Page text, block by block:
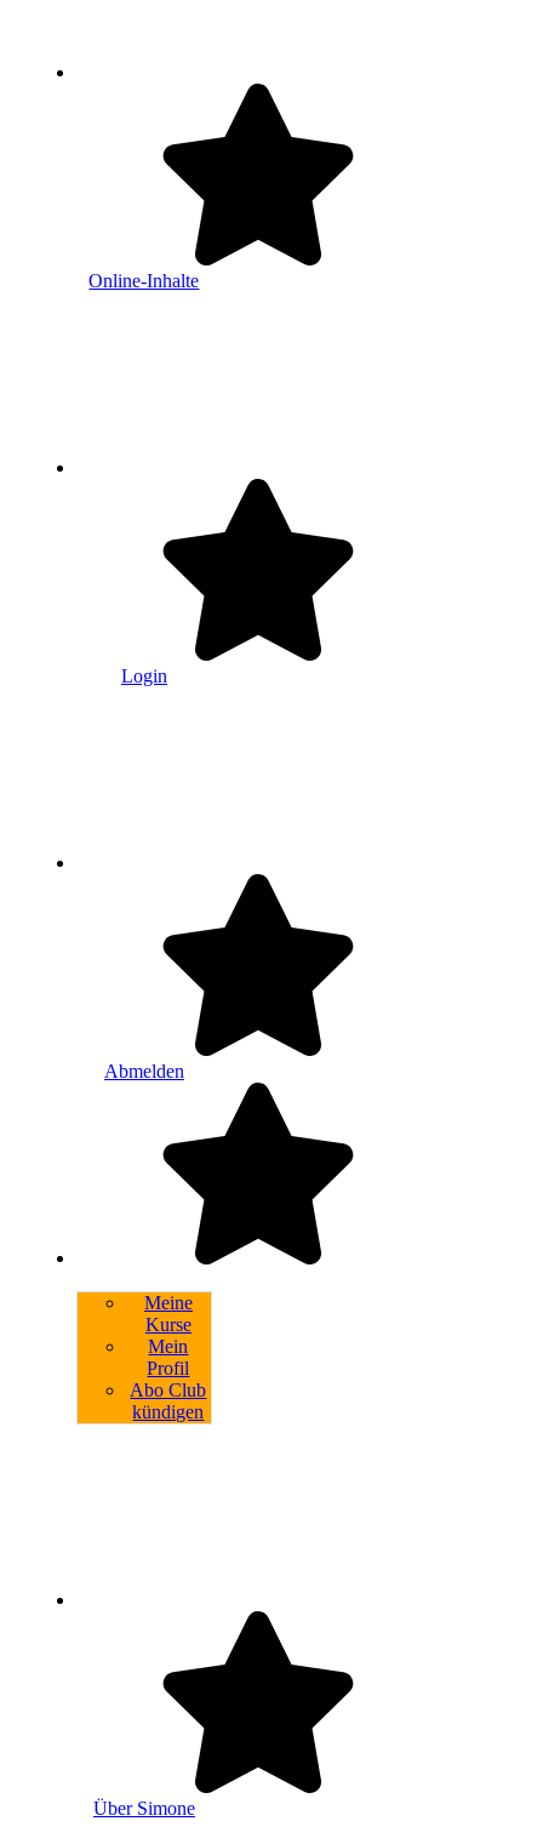
Online-Inhalte
Login
Abmelden
Meine
Kurse
Mein
Profil
Abo Club
kündigen
Über Simone